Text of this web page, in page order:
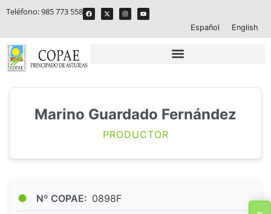
Teléfono:985 773 558
Español English
Marino Guardado Fernández
PRODUCTOR
Nº COPAE: 0898F